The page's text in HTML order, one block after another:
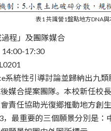
表1 共識營1盤點地方DNA
程」及團隊媒合
17:30
系統性引導討論並歸納出九
媒合提案團隊。本校新任校
責任協助光復鄉推動地方創
，最重要的三個願景分別是